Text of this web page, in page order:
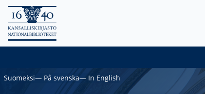
Suomeksi― På svenska― In English